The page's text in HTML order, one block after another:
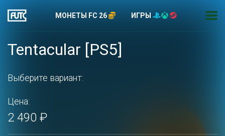
МОНЕТЫ FC 26 ИГРЫ
Tentacular [PS5]
Выберите вариант:
Цена:
2 490 ₽